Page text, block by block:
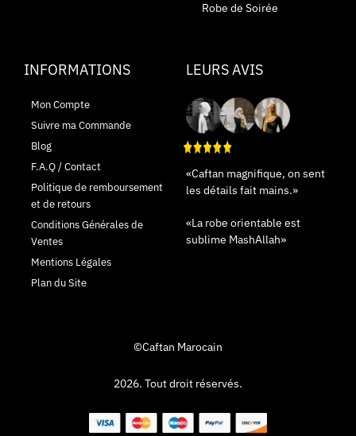
Robe de Soirée
INFORMATIONS
Mon Compte
Suivre ma Commande
Blog
F.A.Q / Contact
Politique de remboursement
et de retours
Conditions Générales de
Ventes
Mentions Légales
Plan du Site
LEURS AVIS
«Caftan magnifique, on sent
les détails fait mains.»
«La robe orientable est
sublime MashAllah»
©Caftan Marocain
2026. Tout droit réservés.